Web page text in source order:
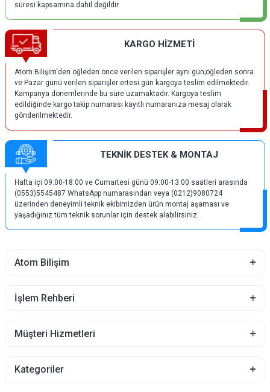
süresi kapsamına dahil değildir.
KARGO HİZMETİ
Atom Bilişim'den öğleden önce verilen siparişler aynı gün;öğleden sonra
ve Pazar günü verilen siparişler ertesi gün kargoya teslim edilmektedir.
Kampanya dönemlerinde bu süre uzamaktadır. Kargoya teslim
edildiğinde kargo takip numarası kayıtlı numaranıza mesaj olarak
gönderilmektedir.
TEKNİK DESTEK & MONTAJ
Hafta içi 09:00-18:00 ve Cumartesi günü 09:00-13:00 saatleri arasında
(0553)5545487 WhatsApp numarasından veya (0212)9080724
üzerinden deneyimli teknik ekibimizden ürün montaj aşaması ve
yaşadığınız tüm teknik sorunlar için destek alabilirsiniz.
Atom Bilişim
İşlem Rehberi
Müşteri Hizmetleri
Kategoriler